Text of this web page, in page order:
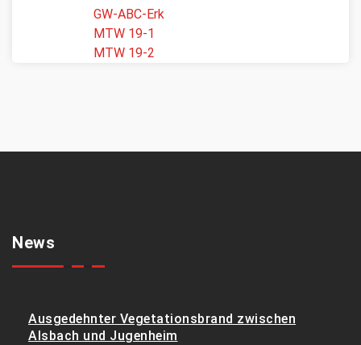
GW-ABC-Erk
MTW 19-1
MTW 19-2
News
Ausgedehnter Vegetationsbrand zwischen
Alsbach und Jugenheim